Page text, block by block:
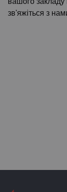
зв'яжіться з